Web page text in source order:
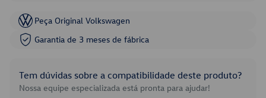
Peça Original Volkswagen
Garantia de 3 meses de fábrica
Tem dúvidas sobre a compatibilidade deste produto?
Nossa equipe especializada está pronta para ajudar!